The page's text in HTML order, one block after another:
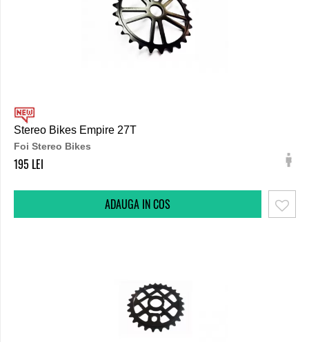
Stereo Bikes Empire 27T
Foi Stereo Bikes
195